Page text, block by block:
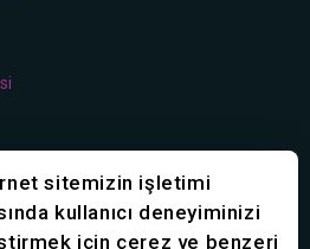
sitemizin işletimi
kullanıcı deneyiminizi
için çerez ve benzeri